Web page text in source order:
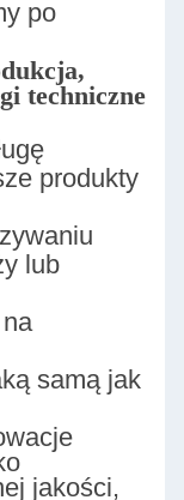
po
techniczne
produkty
lub
samą jak
jakości,